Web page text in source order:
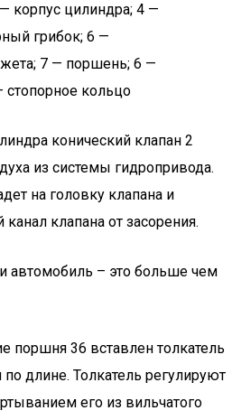
корпус цилиндра; 4 —
грибок; 6 —
7 — поршень; 6 —
кольцо
конический клапан 2
из системы гидропривода.
на головку клапана и
клапана от засорения.
– это больше чем
поршня 36 вставлен толкатель
по длине. Толкатель регулируют
его из вильчатого